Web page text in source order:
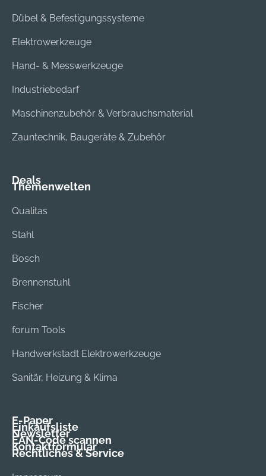
Dübel & Befestigungssysteme
Elektrowerkzeuge
Hand- & Messwerkzeuge
Industriebedarf
Maschinenzubehör & Verbrauchsmaterial
Zauntechnik, Baugeräte & Zubehör
Deals
Themenwelten
Qualitas
Stahl
Bosch
Brennenstuhl
Fischer
forum Tools
Handwerkstadt Elektrowerkzeuge
Sanitär, Heizung & Klima
E-Paper
Einkaufsliste
Newsletter
EAN-Code scannen
Kontaktformular
Rechtliches & Service